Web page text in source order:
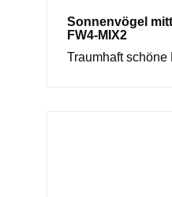
Sonnenvögel
FW4-MIX2
Traumhaft schöne